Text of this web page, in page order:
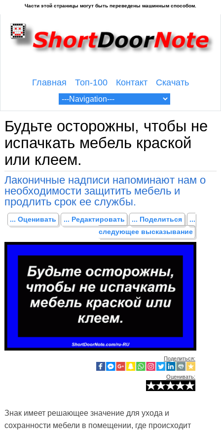
Главная Топ-100 Контакт Скачать
Будьте осторожны, чтобы не
испачкать мебель краской
или клеем.
Лаконичные надписи напоминают нам о
необходимости защитить мебель и
продлить срок ее службы.
... Оценивать ... Редактировать ... Поделиться
...
следующее высказывание
Поделиться:
Оценивать:
Знак имеет решающее значение для ухода и
сохранности мебели в помещении, где происходит